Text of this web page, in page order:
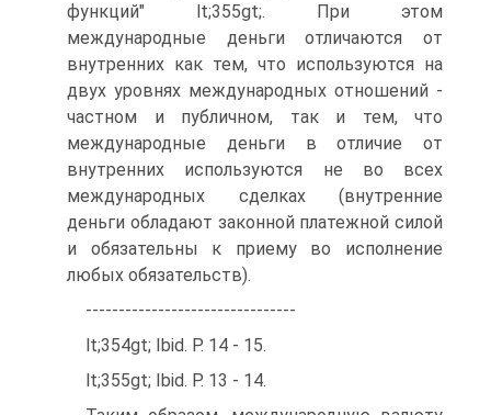
функций" lt;355gt;. При этом
международные деньги отличаются от
внутренних как тем, что используются на
двух уровнях международных отношений -
частном и публичном, так и тем, что
международные деньги в отличие от
внутренних используются не во всех
международных сделках (внутренние
деньги обладают законной платежной силой
и обязательны к приему во исполнение
любых обязательств).
--------------------------------
lt;354gt; Ibid. P. 14 - 15.
lt;355gt; Ibid. P. 13 - 14.